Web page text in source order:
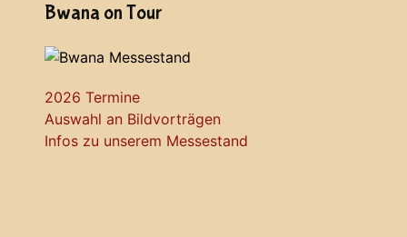
Bwana on Tour
2026 Termine
Auswahl an Bildvorträgen
Infos zu unserem Messestand